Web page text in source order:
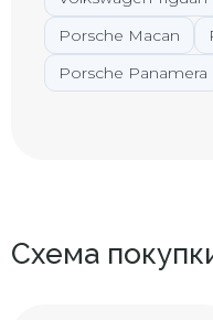
Porsche Macan
Porsche Panamera
Схема